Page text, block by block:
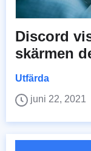
Discord
skärmen
Utfärda
juni 22, 2021